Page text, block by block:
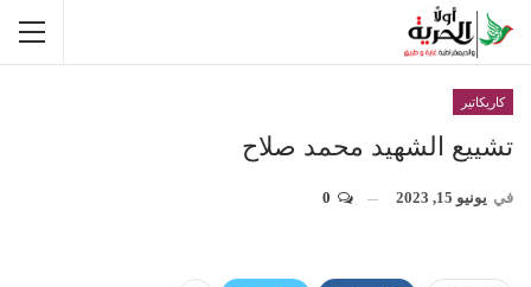
كاريكاتير
تشييع الشهيد محمد صلاح
في يونيو 15, 2023